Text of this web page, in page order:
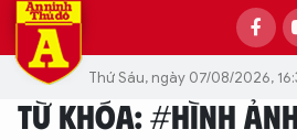
Thứ Sáu, ngày 07/08/2026,
TỪ KHÓA: #HÌNH